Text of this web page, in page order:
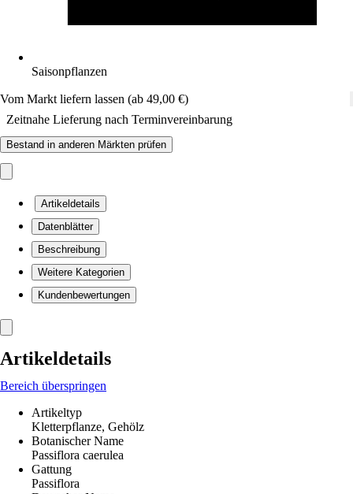
Saisonpflanzen
Vom Markt liefern lassen (ab 49,00 €)
Zeitnahe Lieferung nach Terminvereinbarung
Bestand in anderen Märkten prüfen
Artikeldetails
Datenblätter
Beschreibung
Weitere Kategorien
Kundenbewertungen
Artikeldetails
Bereich überspringen
Artikeltyp
Kletterpflanze, Gehölz
Botanischer Name
Passiflora caerulea
Gattung
Passiflora